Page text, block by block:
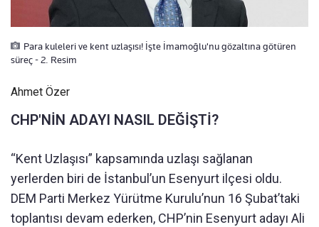
Para kuleleri ve kent uzlaşısı! İşte İmamoğlu'nu gözaltına götüren
süreç - 2. Resim
Ahmet Özer
CHP'NİN ADAYI NASIL DEĞİŞTİ?
“Kent Uzlaşısı” kapsamında uzlaşı sağlanan
yerlerden biri de İstanbul’un Esenyurt ilçesi oldu.
DEM Parti Merkez Yürütme Kurulu’nun 16 Şubat’taki
toplantısı devam ederken, CHP’nin Esenyurt adayı Ali